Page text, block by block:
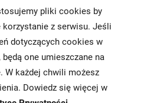
o
strategii
pliki cookies by
z serwisu. Jeśli
dotyczących cookies w
one umieszczane na
W każdej chwili możesz
Dowiedz się więcej w